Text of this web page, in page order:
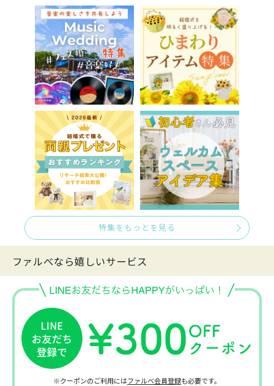
特集をもっとを見る
ファルべなら嬉しいサービス
※クーポンのご利用にはファルベ会員登録も必要です。